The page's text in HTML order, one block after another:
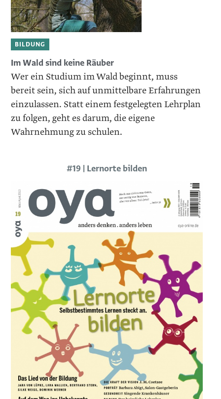
BILDUNG
Im Wald sind keine Räuber
Wer ein Studium im Wald beginnt, muss
bereit sein, sich auf unmittelbare Erfahrungen
einzulassen. Statt einem festgelegten Lehrplan
zu folgen, geht es darum, die ­eigene
Wahrnehmung zu schulen.
#19 | Lernorte bilden